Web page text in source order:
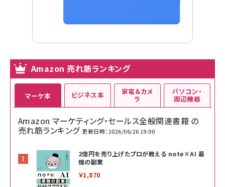
Amazon 売れ筋ランキング
マーケ本
Amazon マーケティング・セールス全般関連書籍 の
売れ筋ランキング 更新日時：2026/06/26 19:00
2億円を売り上げたプロが教える note×AI 最
強の副業
￥1,870
ビジネス本 家電＆カメ
ラ
パソコン・
周辺機器